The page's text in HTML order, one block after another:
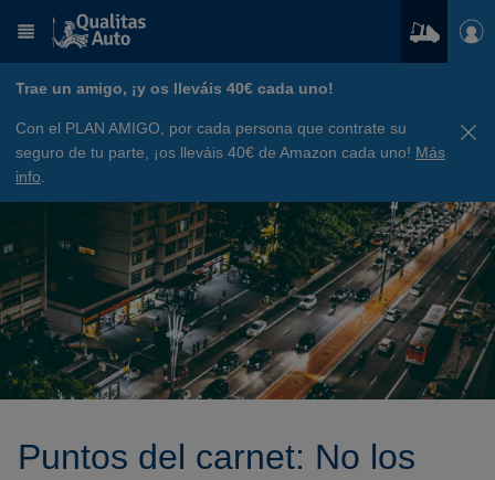
Trae un amigo, ¡y os lleváis 40€ cada uno!
Con el PLAN AMIGO, por cada persona que contrate su
seguro de tu parte, ¡os lleváis 40€ de Amazon cada uno! Más
info
Puntos del carnet: No los